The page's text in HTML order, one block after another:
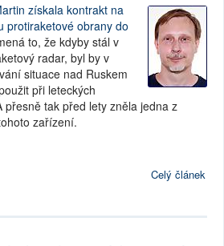
získala kontrakt na
protiraketové obrany do
to, že kdyby stál v
radar, byl by v
situace nad Ruskem
při leteckých
tak před lety zněla jedna z
zařízení.
Celý článek